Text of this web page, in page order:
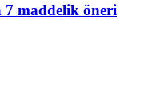
7 maddelik öneri